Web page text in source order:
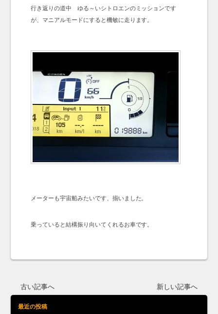
行き返りの道中 ゆる～いシトロエンのミッションです
が、マニアルモードにすると機敏に走ります。
メーターも宇宙船みたいです、揃いました。
乗っていると結構振り向いてくれるお車です。
古い記事へ 新しい記事へ
最近の投稿